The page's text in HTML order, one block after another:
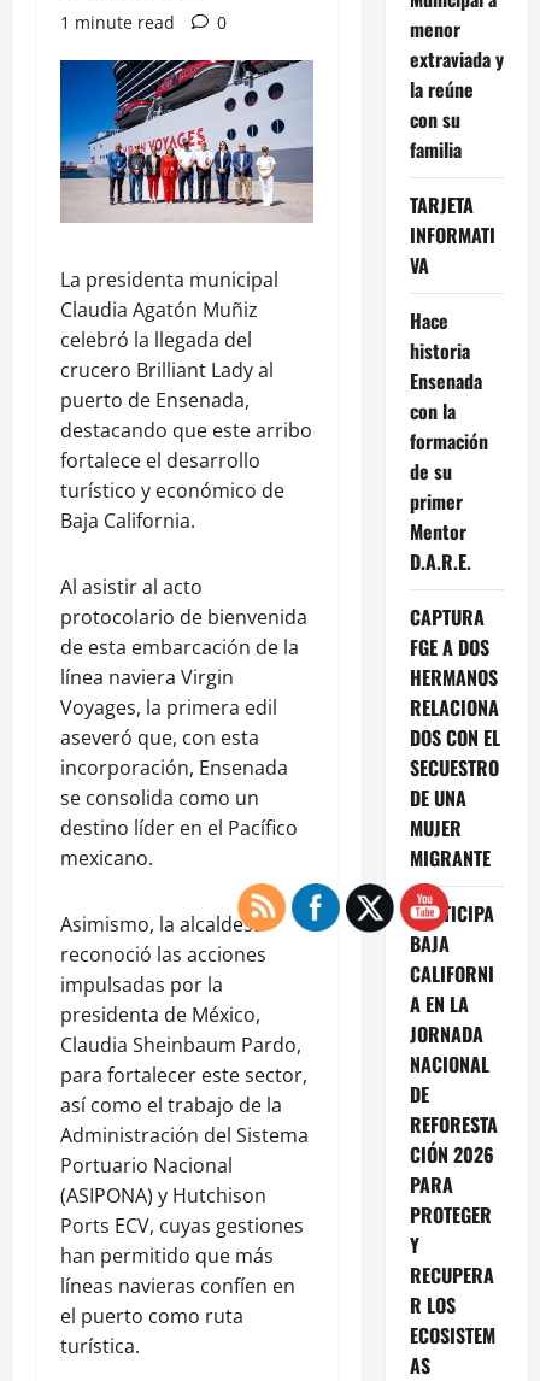
1 minute read
0
La presidenta municipal
Claudia Agatón Muñiz
celebró la llegada del
crucero Brilliant Lady al
puerto de Ensenada,
destacando que este arribo
fortalece el desarrollo
turístico y económico de
Baja California.
Al asistir al acto
protocolario de bienvenida
de esta embarcación de la
línea naviera Virgin
Voyages, la primera edil
aseveró que, con esta
incorporación, Ensenada
se consolida como un
destino líder en el Pacífico
mexicano.
Asimismo, la alcaldesa
reconoció las acciones
impulsadas por la
presidenta de México,
Claudia Sheinbaum Pardo,
para fortalecer este sector,
así como el trabajo de la
Administración del Sistema
Portuario Nacional
(ASIPONA) y Hutchison
Ports ECV, cuyas gestiones
han permitido que más
líneas navieras confíen en
el puerto como ruta
turística.
menor
extraviada y
la reúne
con su
familia
TARJETA
INFORMATI
VA
Hace
historia
Ensenada
con la
formación
de su
primer
Mentor
D.A.R.E.
CAPTURA
FGE A DOS
HERMANOS
RELACIONA
DOS CON EL
SECUESTRO
DE UNA
MUJER
MIGRANTE
PARTICIPA
BAJA
CALIFORNI
A EN LA
JORNADA
NACIONAL
DE
REFORESTA
CIÓN 2026
PARA
PROTEGER
Y
RECUPERA
R LOS
ECOSISTEM
AS